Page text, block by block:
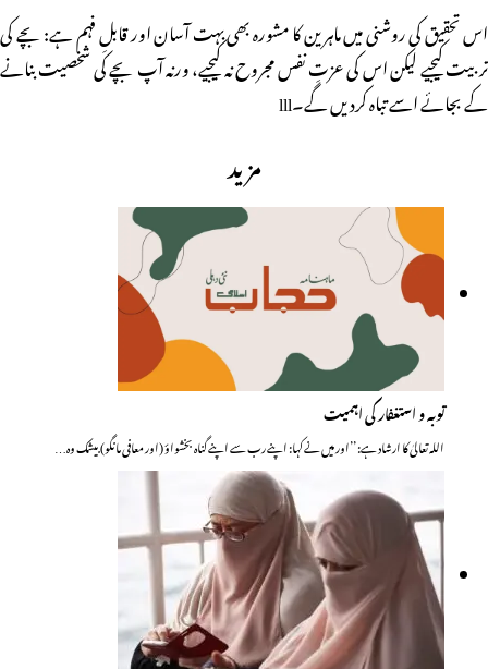
اس تحقیق کی روشنی میں ماہرین کا مشورہ بھی بہت آسان اور قابلِ فہم ہے: بچے کی
تربیت کیجیے لیکن اس کی عزتِ نفس مجروح نہ کیجیے، ورنہ آپ بچے کی شخصیت بنانے
کے بجائے اسے تباہ کردیں گے۔lll
مزید
توبہ و استغفار کی اہمیت
اللہ تعالیٰ کا ارشاد ہے: ’’اور میں نے کہا: اپنے رب سے اپنے گناہ بخشواؤ (اور معافی مانگو) بیشک وہ…